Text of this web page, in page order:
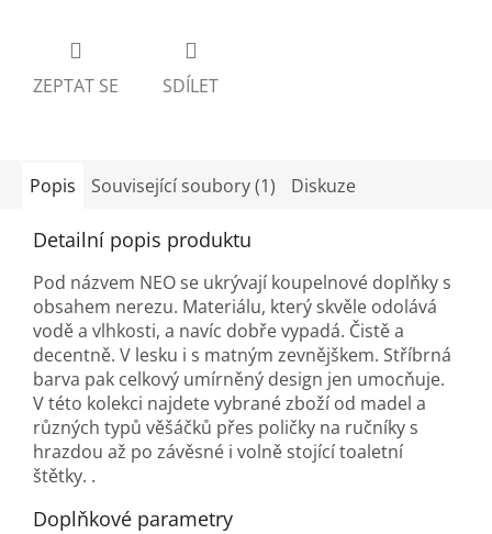
ZEPTAT SE SDÍLET
Popis Související soubory (1) Diskuze
Detailní popis produktu
Pod názvem NEO se ukrývají koupelnové doplňky s
obsahem nerezu. Materiálu, který skvěle odolává
vodě a vlhkosti, a navíc dobře vypadá. Čistě a
decentně. V lesku i s matným zevnějškem. Stříbrná
barva pak celkový umírněný design jen umocňuje.
V této kolekci najdete vybrané zboží od madel a
různých typů věšáčků přes poličky na ručníky s
hrazdou až po závěsné i volně stojící toaletní
štětky. .
Doplňkové parametry